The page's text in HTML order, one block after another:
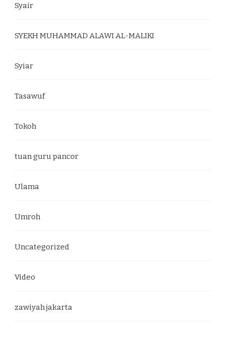
Syair
SYEKH MUHAMMAD ALAWI AL-MALIKI
Syiar
Tasawuf
Tokoh
tuan guru pancor
Ulama
Umroh
Uncategorized
Video
zawiyah jakarta